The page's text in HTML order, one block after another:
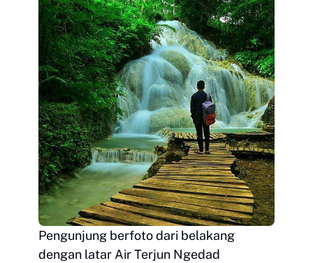
Pengunjung berfoto dari belakang
dengan latar Air Terjun Ngedad